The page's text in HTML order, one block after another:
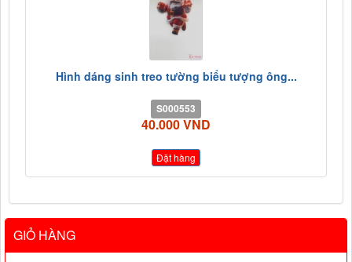
Hình dáng sinh treo tường biểu tượng ông...
S000553
40.000 VND
Đặt hàng
GIỎ HÀNG